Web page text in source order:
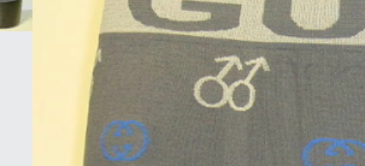
Джоки
Нижнее белье / Трусы /
Майки
Одежда / Майки